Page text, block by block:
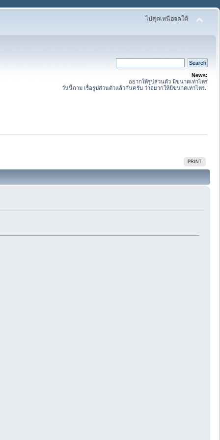
ไปสุดเหนือจดใต้
News:
อยากให้รูปส่วนตัว มีขนาดเท่าไหร่
วันนี้ถาม เรื่อรูปส่วนตัวแล้วกันครับ ว่าอยากให้มีขนาดเท่าไหร่..
PRINT